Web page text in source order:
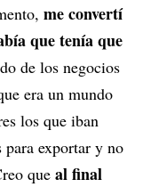
me convertí
que tenía que
de los negocios
era un mundo
los que iban
para exportar y no
que al final